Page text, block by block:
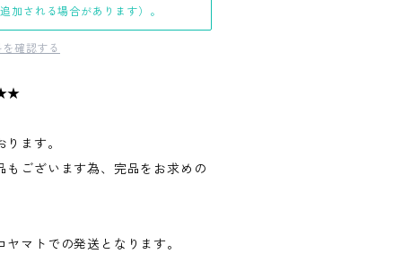
加される場合があります）。
確認する
ます。
ございます為、完品をお求めの
マトでの発送となります。